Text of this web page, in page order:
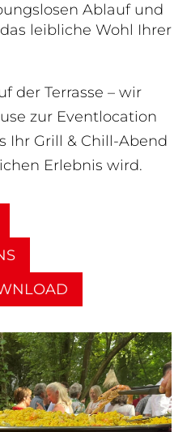
Ablauf und
leibliche Wohl Ihrer
der Terrasse – wir
zur Eventlocation
Ihr Grill & Chill-Abend
Erlebnis wird.